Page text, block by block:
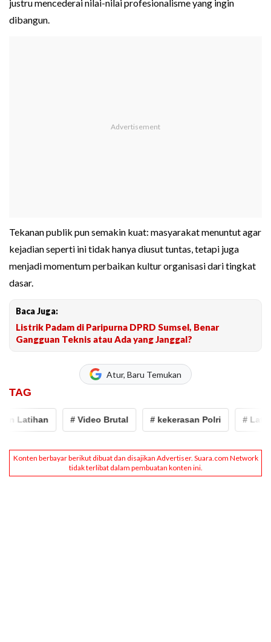
justru mencederai nilai-nilai profesionalisme yang ingin
dibangun.
Tekanan publik pun semakin kuat: masyarakat menuntut agar
kejadian seperti ini tidak hanya diusut tuntas, tetapi juga
menjadi momentum perbaikan kultur organisasi dari tingkat
dasar.
Baca Juga:
Listrik Padam di Paripurna DPRD Sumsel, Benar
Gangguan Teknis atau Ada yang Janggal?
Atur, Baru Temukan
TAG
# Video Brutal # kekerasan Polri # Latja SPN